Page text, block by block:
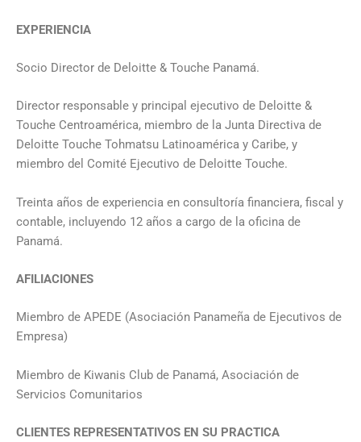
EXPERIENCIA
Socio Director de Deloitte & Touche Panamá.
Director responsable y principal ejecutivo de Deloitte &
Touche Centroamérica, miembro de la Junta Directiva de
Deloitte Touche Tohmatsu Latinoamérica y Caribe, y
miembro del Comité Ejecutivo de Deloitte Touche.
Treinta años de experiencia en consultoría financiera, fiscal y
contable, incluyendo 12 años a cargo de la oficina de
Panamá.
AFILIACIONES
Miembro de APEDE (Asociación Panameña de Ejecutivos de
Empresa)
Miembro de Kiwanis Club de Panamá, Asociación de
Servicios Comunitarios
CLIENTES REPRESENTATIVOS EN SU PRACTICA